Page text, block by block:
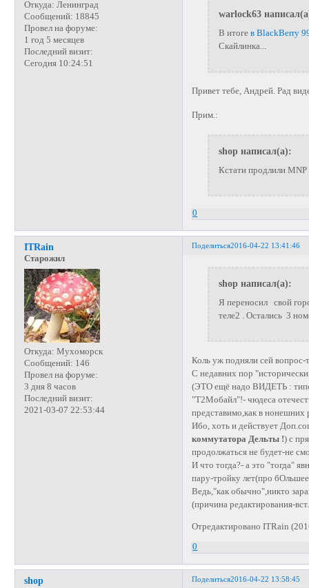
Откуда: Ленинград
Сообщений: 18845
Провел на форуме:
1 год 5 месяцев
Последний визит:
Сегодня 10:24:51
warlock63
В итоге в BlackBerry
Скайлинка...
Привет тебе, Андрей. Рад
Прим.:
shop написал(а):
Кстати продлили
0
Поделиться2016-04-22 13:41:46
ITRain
Старожил
Откуда: Мухоморск
Сообщений: 146
Провел на форуме:
3 дня 8 часов
Последний визит:
2021-03-07 22:53:44
shop написал(а):
Я переносил свой
теле2 . Остались 3
Коль уж подняли сей вопрос-
С недавних пор
(ЭТО ещё надо ВИДЕТЬ :
"Т2Мобайл"!- чюдеса
представимо,как в
Ибо, хоть и действует
коммутатора Дельты !) с
продолжаться не будет-не
И что тогда?- а это "тогда"
пару-тройку лет(про
Ведь,"как обычно",никто
(причина редактирования-
Отредактировано ITRain
0
Поделиться2016-04-22 13:58:45
shop